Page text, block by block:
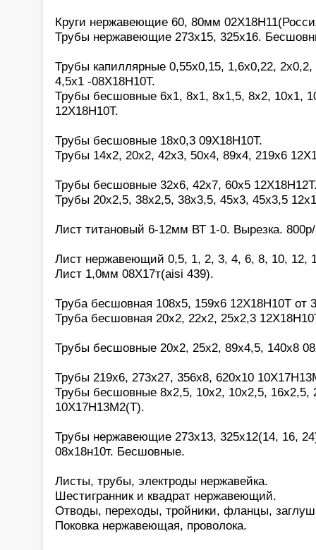
Круги нержавеющие 60, 80мм
Трубы нержавеющие 273х15, 325х16.
Трубы капиллярные 0,55х0,15, 1,6х0,22,
4,5х1 -08Х18Н10Т.
Трубы бесшовные 6х1, 8х1, 8х1,5, 8х2, 10х1,
12Х18Н10Т.
Трубы бесшовные 18х0,3 09Х18Н10Т.
Трубы 14х2, 20х2, 42х3, 50х4, 89х4, 219х6
Трубы бесшовные 32х6, 42х7, 60х5
Трубы 20х2,5, 38х2,5, 38х3,5, 45х3, 45х3,5
Лист титановый 6-12мм ВТ 1-0. Вырезка.
Лист нержавеющий 0,5, 1, 2, 3, 4, 6, 8, 10, 12,
Лист 1,0мм 08Х17т(aisi 439).
Труба бесшовная 108х5, 159х6 12Х18Н10Т от
Труба бесшовная 20х2, 22х2, 25х2,3
Трубы бесшовные 20х2, 25х2, 89х4,5, 140х8
Трубы 219х6, 273х27, 356х8, 620х10
Трубы бесшовные 8х2,5, 10х2, 10х2,5, 16х2,5,
10Х17Н13М2(Т).
Трубы нержавеющие 273х13, 325х12(14, 16,
08х18н10т. Бесшовные.
Листы, трубы, электроды нержавейка.
Шестигранник и квадрат нержавеющий.
Отводы, переходы, тройники, фланцы,
Поковка нержавеющая, проволока.